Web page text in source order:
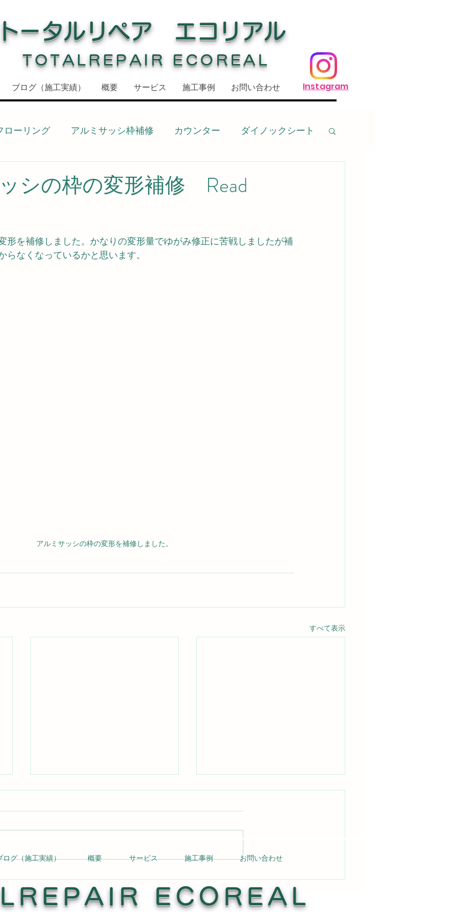
ータルリペア エコリアル
TOTALREPAIR ECOREAL
ブログ（施工実績） 概要 サービス 施工事例 お問い合わせ Instagram
ローリング アルミサッシ枠補修 カウンター ダイノックシート
シの枠の変形補修 Read
形を補修しました。かなりの変形量でゆがみ修正に苦戦しましたが補
らなくなっているかと思います。
アルミサッシの枠の変形を補修しました。
すべて表示
ドア縁のはがれ補修 Read
More →
店舗の壁はがれ補修 Read
More →
ログ（施工実績） 概要 サービス 施工事例 お問い合わせ
ECOREAL